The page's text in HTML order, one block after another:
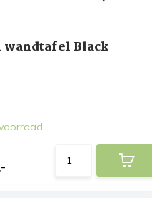
wandtafel Black